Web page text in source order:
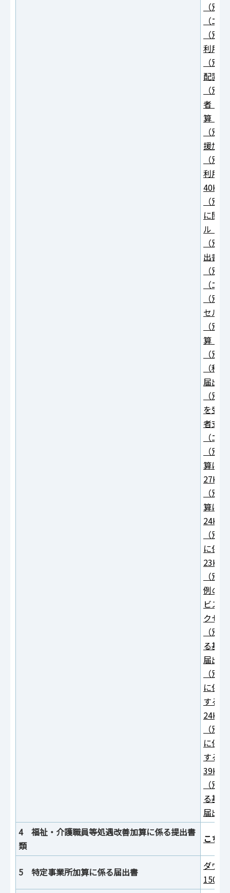
（別
（エ
（別
利用
（別
配置
（別
者・
算（
（別
援加
（別
利用
40KB
（別
に関
ル：
（別
出書
（別
（エ
（別
セル
（別
算（
（別
（移
届出
（別
を受
者支
（エ
（別
算に
27KB
（別
算に
24KB
（別
に係
23KB
（別
例の
ビス
クセ
（別
る基
届出
（別
に係
する
24KB
（別
に係
する
39KB
（別
る基
届出
4 福祉・介護職員等処遇改善加算に係る提出書
類
こちら
5 特定事業所加算に係る届出書
ダウ